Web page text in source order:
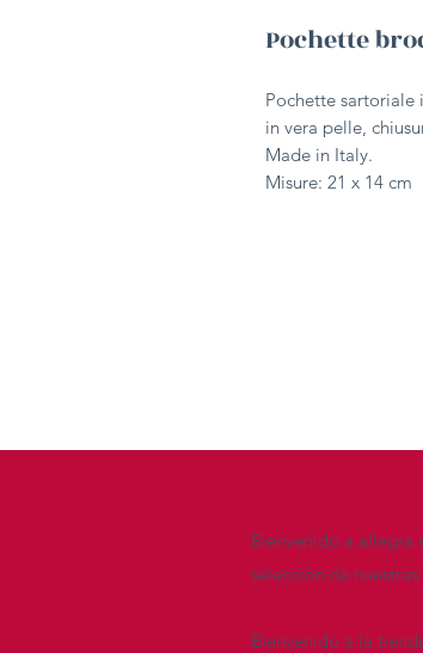
Pochette
Pochette
in vera pelle,
Made in Italy.
Misure: 21 x 14 cm
Bienvenido a allegra
selección de
Bienvenido a la